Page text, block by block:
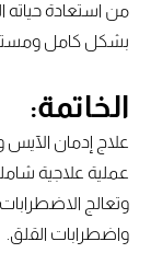
من استعادة حياته
بشكل كامل
الخاتمة:
علاج إدمان
عملية علاجية شاملة
وتعالج الاضطرابات
واضطرابات القلق.